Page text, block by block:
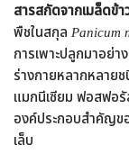
สารสกัดจากเมล็ดข้
พืชในสกุล Panicum
การเพาะปลูกมาอย่
ร่างกายหลากหลายช
แมกนีเซียม ฟอสฟอรั
องค์ประกอบสำคัญข
เล็บ